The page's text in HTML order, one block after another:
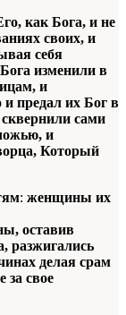
как Бога, и не
своих, и
себя
изменили в
и
и предал их Бог в
сквернили сами
и
Который
: женщины их
оставив
разжигались
делая срам
за свое